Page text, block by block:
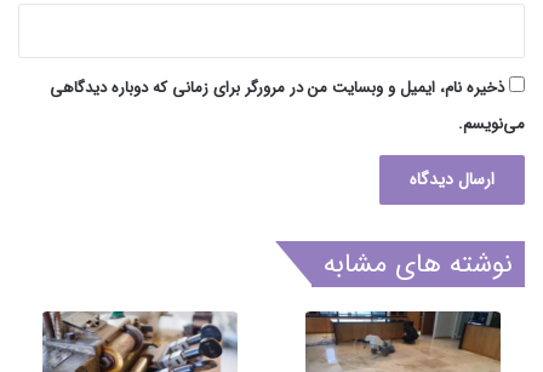
ذخیره نام، ایمیل و وبسایت من در مرورگر برای زمانی که دوباره دیدگاهی
می‌نویسم.
نوشته های مشابه